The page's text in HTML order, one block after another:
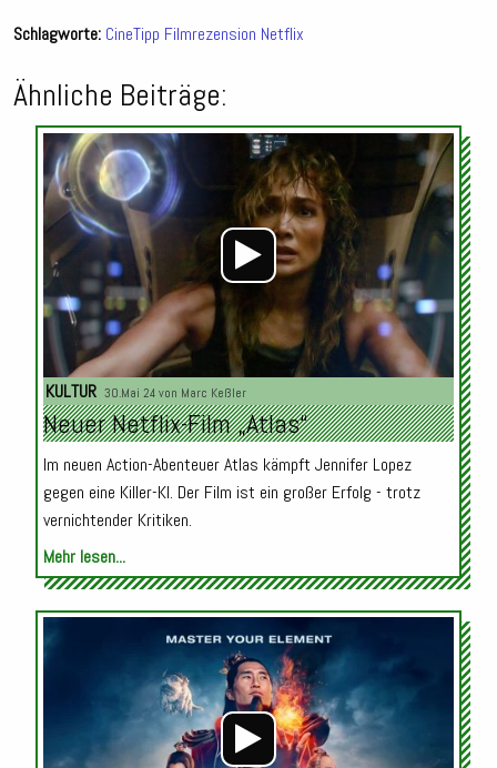
Schlagworte: CineTipp Filmrezension Netflix
Ähnliche Beiträge:
Audio-
Player
KULTUR 30.Mai 24 von Marc Keßler
Neuer Netflix-Film „Atlas“
Im neuen Action-Abenteuer Atlas kämpft Jennifer Lopez
gegen eine Killer-KI. Der Film ist ein großer Erfolg - trotz
vernichtender Kritiken.
Mehr lesen...
Audio-
Player